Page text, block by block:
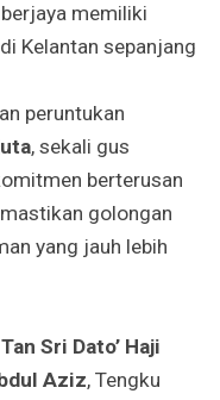
berjaya memiliki
Kelantan sepanjang
peruntukan
, sekali gus
berterusan
golongan
yang jauh lebih
Sri Dato’ Haji
Aziz, Tengku